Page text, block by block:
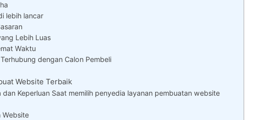
lebih lancar
Lebih Luas
Waktu
dengan Calon Pembeli
Website Terbaik
dan Keperluan Saat memilih penyedia layanan pembuatan website
Website